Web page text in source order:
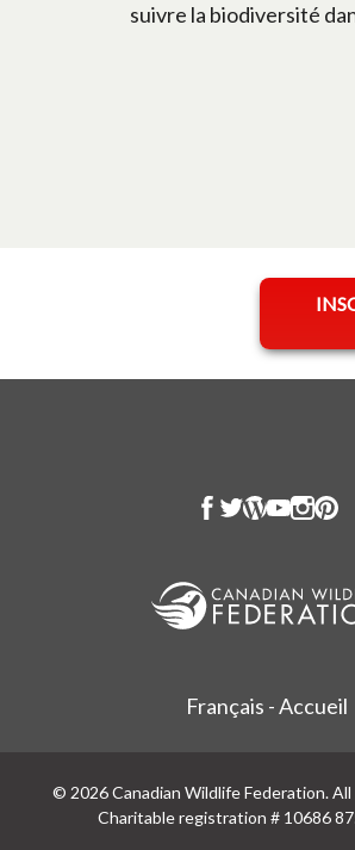
suivre la biodiversité
Français - Accueil
© 2026 Canadian Wildlife Federation.
Charitable registration # 10686